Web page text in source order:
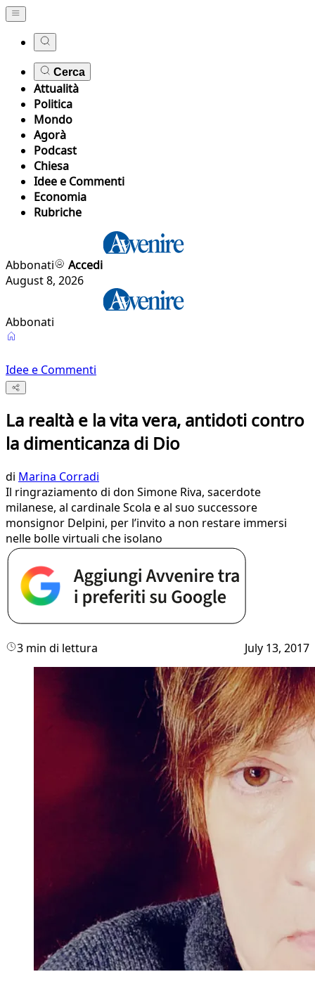
Cerca
Attualità
Politica
Mondo
Agorà
Podcast
Chiesa
Idee e Commenti
Economia
Rubriche
Abbonati
Accedi
August 8, 2026
Abbonati
Idee e Commenti
La realtà e la vita vera, antidoti contro
la dimenticanza di Dio
di Marina Corradi
Il ringraziamento di don Simone Riva, sacerdote
milanese, al cardinale Scola e al suo successore
monsignor Delpini, per l’invito a non restare immersi
nelle bolle virtuali che isolano
3 min di lettura July 13, 2017